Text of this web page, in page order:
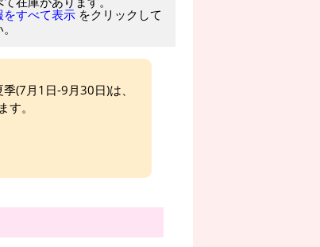
をすべて表示 をクリックして
(7月1日-9月30日)は、
。